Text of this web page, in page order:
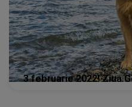
3 februarie 2022! Ziua